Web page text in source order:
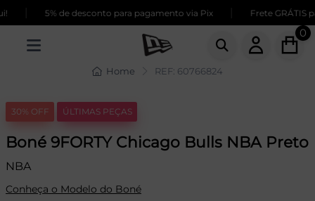
5% de desconto para pagamento via Pix Frete GRÁTIS
0
Home REF: 60766824
30% OFF ÚLTIMAS PEÇAS
Boné 9FORTY Chicago Bulls NBA Preto
NBA
Conheça o Modelo do Boné